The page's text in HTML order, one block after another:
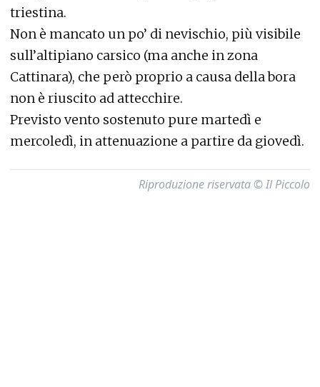
triestina.
Non è mancato un po’ di nevischio, più visibile
sull’altipiano carsico (ma anche in zona
Cattinara), che però proprio a causa della bora
non è riuscito ad attecchire.
Previsto vento sostenuto pure martedì e
mercoledì, in attenuazione a partire da giovedì.
Riproduzione riservata © Il Piccolo